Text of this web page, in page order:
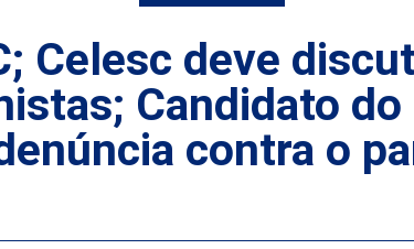
Celesc deve
Candidato
contra o